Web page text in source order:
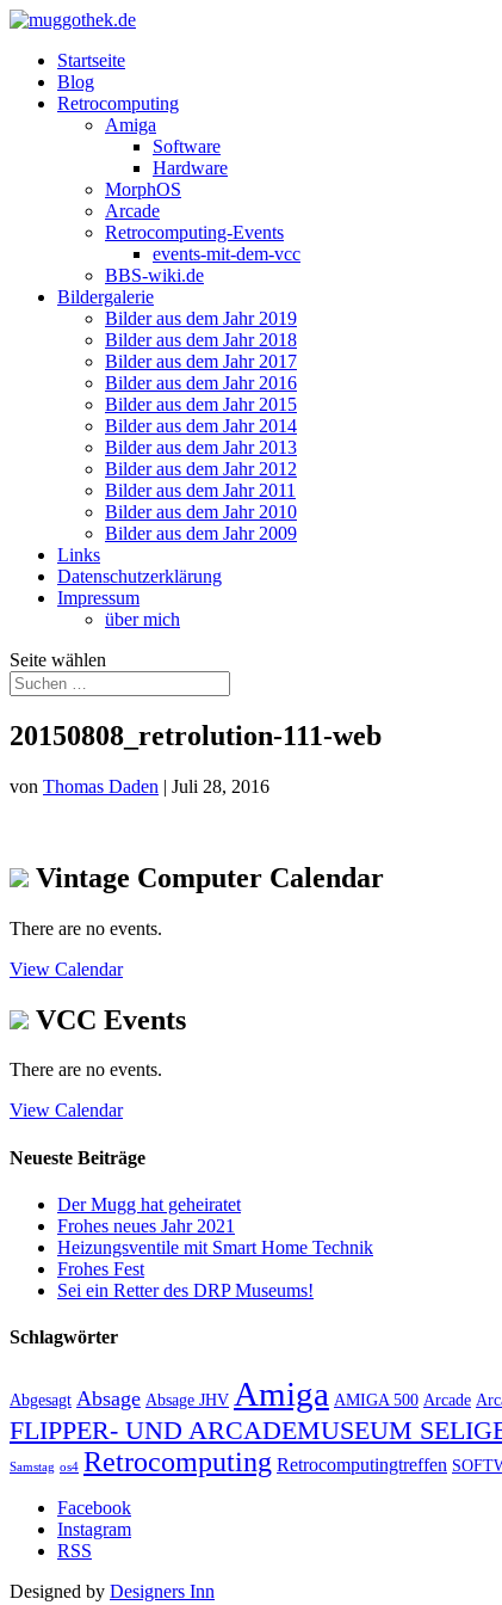
Startseite
Blog
Retrocomputing
Amiga
Software
Hardware
MorphOS
Arcade
Retrocomputing-Events
events-mit-dem-vcc
BBS-wiki.de
Bildergalerie
Bilder aus dem Jahr 2019
Bilder aus dem Jahr 2018
Bilder aus dem Jahr 2017
Bilder aus dem Jahr 2016
Bilder aus dem Jahr 2015
Bilder aus dem Jahr 2014
Bilder aus dem Jahr 2013
Bilder aus dem Jahr 2012
Bilder aus dem Jahr 2011
Bilder aus dem Jahr 2010
Bilder aus dem Jahr 2009
Links
Datenschutzerklärung
Impressum
über mich
Seite wählen
20150808_retrolution-111-web
von Thomas Daden | Juli 28, 2016
Vintage Computer Calendar
There are no events.
View Calendar
VCC Events
There are no events.
View Calendar
Neueste Beiträge
Der Mugg hat geheiratet
Frohes neues Jahr 2021
Heizungsventile mit Smart Home Technik
Frohes Fest
Sei ein Retter des DRP Museums!
Schlagwörter
Abgesagt Absage Absage JHV Amiga AMIGA 500 Arcade
FLIPPER- UND ARCADEMUSEUM
Samstag os4 Retrocomputing Retrocomputingtreffen
Facebook
Instagram
RSS
Designed by Designers Inn